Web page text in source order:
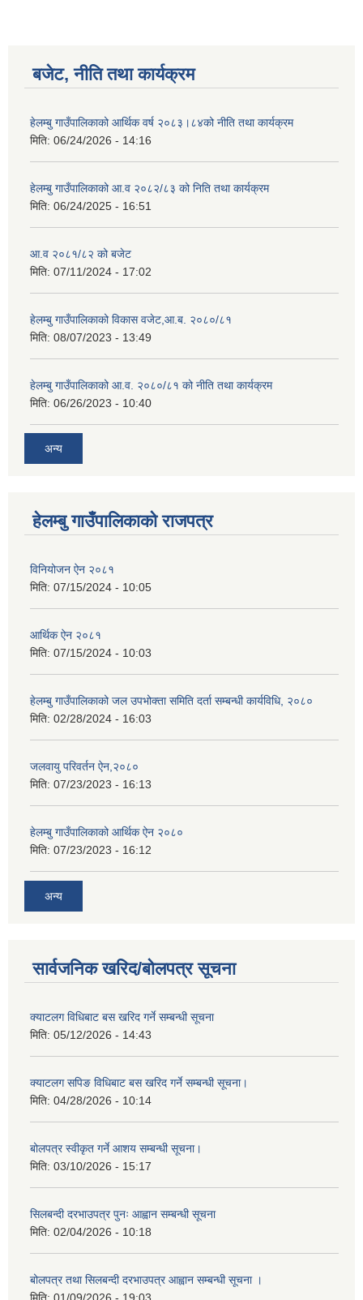
बजेट, नीति तथा कार्यक्रम
हेलम्बु गाउँपालिकाको आर्थिक वर्ष २०८३।८४को नीति तथा कार्यक्रम
मिति: 06/24/2026 - 14:16
हेलम्बु गाउँपालिकाको आ.व २०८२/८३ को निति तथा कार्यक्रम
मिति: 06/24/2025 - 16:51
आ.व २०८१/८२ को बजेट
मिति: 07/11/2024 - 17:02
हेलम्बु गाउँपालिकाको विकास वजेट,आ.ब. २०८०/८१
मिति: 08/07/2023 - 13:49
हेलम्बु गाउँपालिकाको आ.व. २०८०/८१ को नीति तथा कार्यक्रम
मिति: 06/26/2023 - 10:40
अन्य
हेलम्बु गाउँपालिकाको राजपत्र
विनियोजन ऐन २०८१
मिति: 07/15/2024 - 10:05
आर्थिक ऐन २०८१
मिति: 07/15/2024 - 10:03
हेलम्बु गाउँपालिकाको जल उपभोक्ता समिति दर्ता सम्बन्धी कार्यविधि, २०८०
मिति: 02/28/2024 - 16:03
जलवायु परिवर्तन ऐन,२०८०
मिति: 07/23/2023 - 16:13
हेलम्बु गाउँपालिकाको आर्थिक ऐन २०८०
मिति: 07/23/2023 - 16:12
अन्य
सार्वजनिक खरिद/बोलपत्र सूचना
क्याटलग विधिबाट बस खरिद गर्ने सम्बन्धी सूचना
मिति: 05/12/2026 - 14:43
क्याटलग सपिङ विधिबाट बस खरिद गर्ने सम्बन्धी सूचना।
मिति: 04/28/2026 - 10:14
बोलपत्र स्वीकृत गर्ने आशय सम्बन्धी सूचना।
मिति: 03/10/2026 - 15:17
सिलबन्दी दरभाउपत्र पुनः आह्वान सम्बन्धी सूचना
मिति: 02/04/2026 - 10:18
बोलपत्र तथा सिलबन्दी दरभाउपत्र आह्वान सम्बन्धी सूचना ।